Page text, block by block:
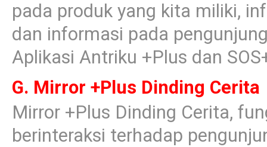
pada produk yang kita miliki,
dan informasi pada
Aplikasi Antriku +Plus dan
G. Mirror +Plus Dinding Cerita
Mirror +Plus Dinding Cerita,
berinteraksi terhadap